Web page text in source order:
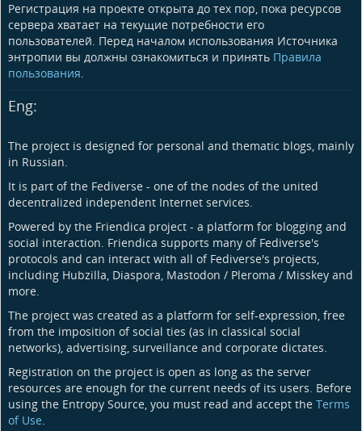
Регистрация на проекте открыта до тех пор, пока ресурсов
сервера хватает на текущие потребности его
пользователей. Перед началом использования Источника
энтропии вы должны ознакомиться и принять Правила
пользования.
Eng:
The project is designed for personal and thematic blogs, mainly
in Russian.
It is part of the Fediverse - one of the nodes of the united
decentralized independent Internet services.
Powered by the Friendica project - a platform for blogging and
social interaction. Friendica supports many of Fediverse's
protocols and can interact with all of Fediverse's projects,
including Hubzilla, Diaspora, Mastodon / Pleroma / Misskey and
more.
The project was created as a platform for self-expression, free
from the imposition of social ties (as in classical social
networks), advertising, surveillance and corporate dictates.
Registration on the project is open as long as the server
resources are enough for the current needs of its users. Before
using the Entropy Source, you must read and accept the Terms
of Use.